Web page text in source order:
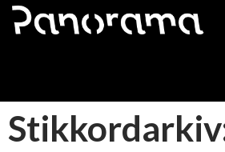
Søk
HOPP